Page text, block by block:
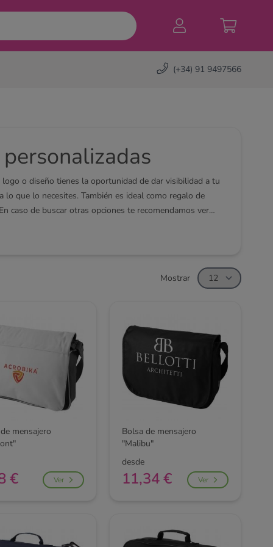
(+34) 91 9497566
o diseño tienes la oportunidad de dar visibilidad a tu
que lo necesites. También es ideal como regalo de
caso de buscar otras opciones te recomendamos ver
Mostrar
mensajero
€ Ver
Bolsa de mensajero
"Malibu"
desde
11,34 € Ver